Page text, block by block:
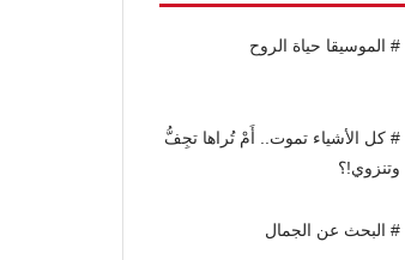
# الموسيقا حياة الروح
# كل الأشياء تموت.. أَمْ تُراها تجِفُّ
وتنزوي!؟
# البحث عن الجمال